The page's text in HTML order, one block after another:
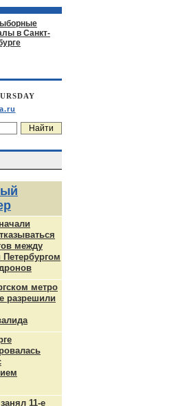
в Санкт-
между
метро
разрешили
11-е